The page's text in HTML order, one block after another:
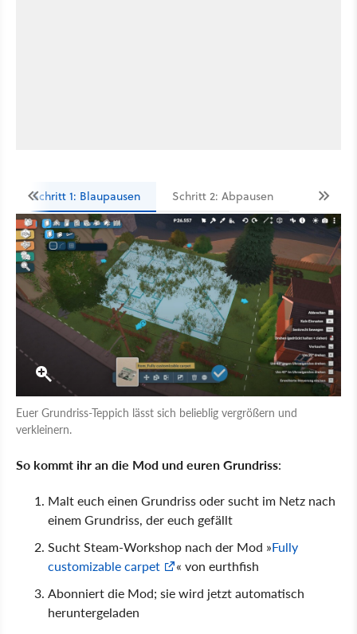
Schritt 1: Blaupausen Schritt 2: Abpausen
Euer Grundriss-Teppich lässt sich belieblig vergrößern und
verkleinern.
So kommt ihr an die Mod und euren Grundriss:
Malt euch einen Grundriss oder sucht im Netz nach
einem Grundriss, der euch gefällt
Sucht Steam-Workshop nach der Mod »Fully
customizable carpet
« von eurthfish
Abonniert die Mod; sie wird jetzt automatisch
heruntergeladen